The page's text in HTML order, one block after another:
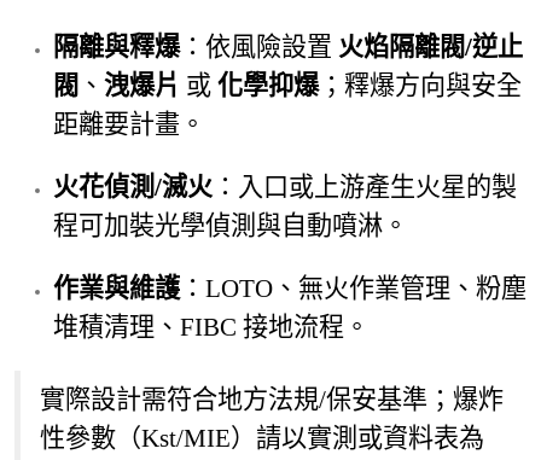
隔離與釋爆：依風險設置 火焰隔離閥/逆止
閥 、 洩爆片 或 化學抑爆；釋爆方向與安全
距離要計畫。
火花偵測/滅火 ：入口或上游產生火星的製
程可加裝光學偵測與自動噴淋。
作業與維護 ：LOTO、無火作業管理、粉塵
堆積清理、FIBC 接地流程。
實際設計需符合地方法規/保安基準；爆炸
性參數（Kst/MIE）請以實測或資料表為